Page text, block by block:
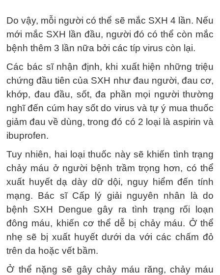
Do vậy, mỗi người có thể sẽ mắc SXH 4 lần. Nếu
mới mắc SXH lần đầu, người đó có thể còn mắc
bệnh thêm 3 lần nữa bởi các típ virus còn lại.
Các bác sĩ nhận định, khi xuất hiện những triệu
chứng đầu tiên của SXH như đau người, đau cơ,
khớp, đau đầu, sốt, đa phần mọi người thường
nghĩ đến cúm hay sốt do virus và tự ý mua thuốc
giảm đau về dùng, trong đó có 2 loại là aspirin và
ibuprofen.
Tuy nhiên, hai loại thuốc này sẽ khiến tình trạng
chảy máu ở người bệnh trầm trọng hơn, có thể
xuất huyết dạ dày dữ dội, nguy hiểm đến tính
mạng. Bác sĩ Cấp lý giải nguyên nhân là do
bệnh SXH Dengue gây ra tình trạng rối loạn
đông máu, khiến cơ thể dễ bị chảy máu. Ở thể
nhẹ sẽ bị xuất huyết dưới da với các chấm đỏ
trên da hoặc vết bầm.
Ở thể nặng sẽ gây chảy máu răng, chảy máu